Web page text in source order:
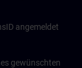
angemeldet
gewünschten